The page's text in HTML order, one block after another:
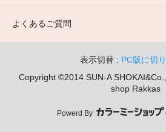
よくあるご質問
表示切替 : PC版に切
Copyright ©2014 SUN-A
shop Rakkas
Powerd By